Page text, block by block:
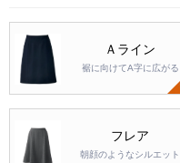
Ａライン
裾に向けてA字に広がる
フレア
朝顔のようなシルエット